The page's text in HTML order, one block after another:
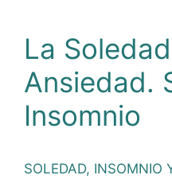
La
Ansiedad.
Insomnio
SOLEDAD, INSOMNIO